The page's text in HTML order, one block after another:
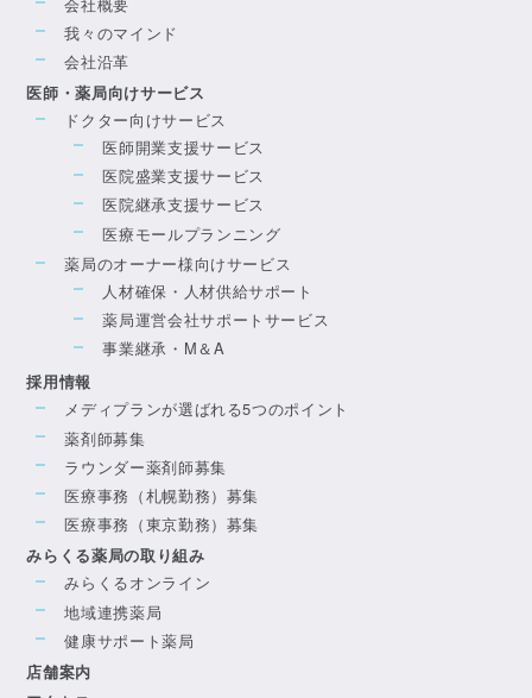
我々のマインド
会社沿革
医師・薬局向けサービス
ドクター向けサービス
医師開業支援サービス
医院盛業支援サービス
医院継承支援サービス
医療モールプランニング
薬局のオーナー様向けサービス
人材確保・人材供給サポート
薬局運営会社サポートサービス
事業継承・M＆A
採用情報
メディプランが選ばれる5つのポイント
薬剤師募集
ラウンダー薬剤師募集
医療事務（札幌勤務）募集
医療事務（東京勤務）募集
みらくる薬局の取り組み
みらくるオンライン
地域連携薬局
健康サポート薬局
店舗案内